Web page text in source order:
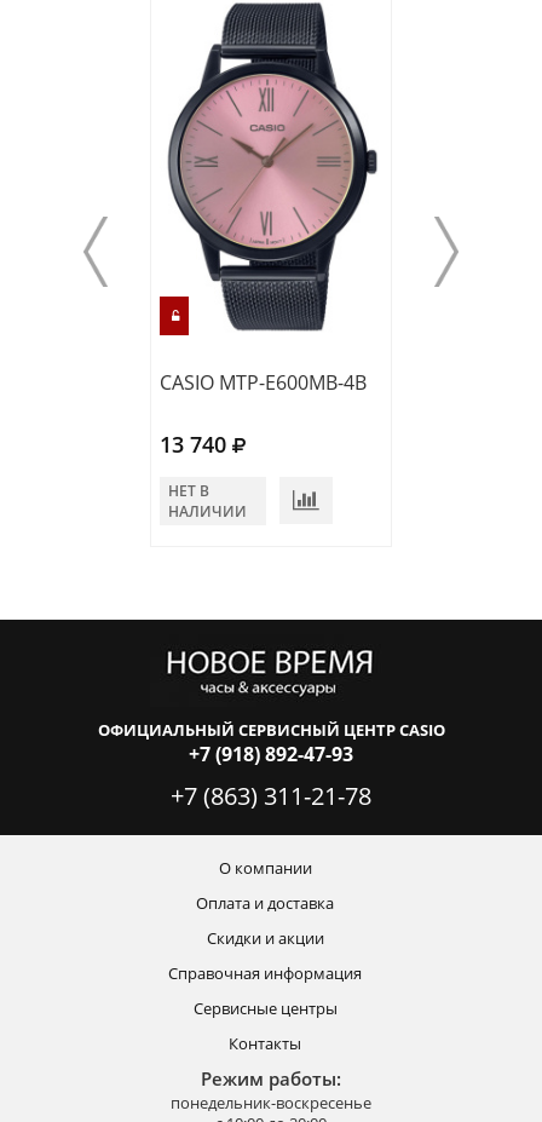
CASIO MTP-E600MB-4B
13 740
НЕТ В
НАЛИЧИИ
ОФИЦИАЛЬНЫЙ СЕРВИСНЫЙ ЦЕНТР CASIO
+7 (918) 892-47-93
+7 (863) 311-21-78
О компании
Оплата и доставка
Скидки и акции
Справочная информация
Сервисные центры
Контакты
Режим работы:
понедельник-воскресенье